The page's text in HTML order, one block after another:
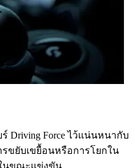
Driving Force ไว้แน่นหนากับ
ขยับเขยื้อนหรือการโยกใน
นขณะแข่งขัน